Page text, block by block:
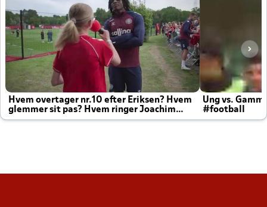
Hvem overtager nr.10 efter Eriksen? Hvem
glemmer sit pas? Hvem ringer Joachim
altid til efter kampe?
Ung vs.
#football